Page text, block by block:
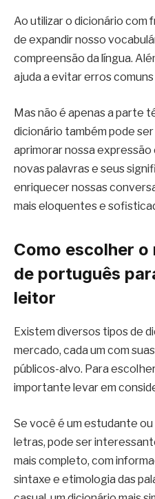
Ao utilizar o dicionário com
de expandir nosso
compreensão da língua.
ajuda a evitar erros
Mas não é apenas a parte
dicionário também pode
aprimorar nossa
novas palavras e seus
enriquecer nossas
mais eloquentes e
Como escolher
de português
leitor
Existem diversos tipos de
mercado, cada um com
públicos-alvo. Para
importante levar em
Se você é um estudante
letras, pode ser
mais completo, com
sintaxe e etimologia das